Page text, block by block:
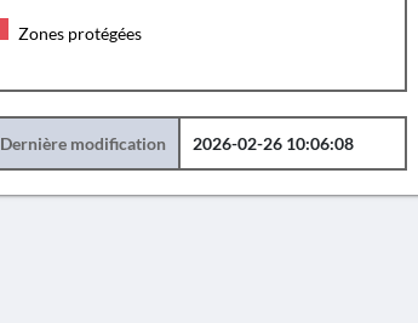
Zones protégées
Dernière modification 2026-02-26 10:06:08